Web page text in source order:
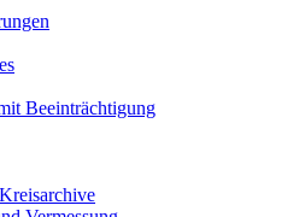
Beeinträchtigung